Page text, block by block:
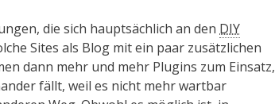
die sich hauptsächlich an den DIY
Sites als Blog mit ein paar zusätzlichen
dann mehr und mehr Plugins zum Einsatz,
fällt, weil es nicht mehr wartbar